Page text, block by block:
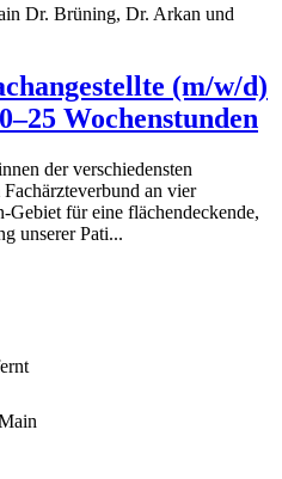
Dr. Brüning, Dr. Arkan und
(m/w/d)
Wochenstunden
der verschiedensten
an vier
Gebiet für eine flächendeckende,
unserer Pati...